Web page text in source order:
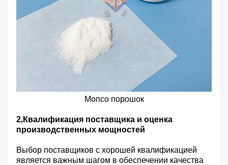
Мопсо порошок
2,Квалификация поставщика и оценка
производственных мощностей
Выбор поставщиков с хорошей квалификацией
является важным шагом в обеспечении качества